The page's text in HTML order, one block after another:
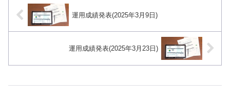
運用成績発表(2025年3月9日)
運用成績発表(2025年3月23日)